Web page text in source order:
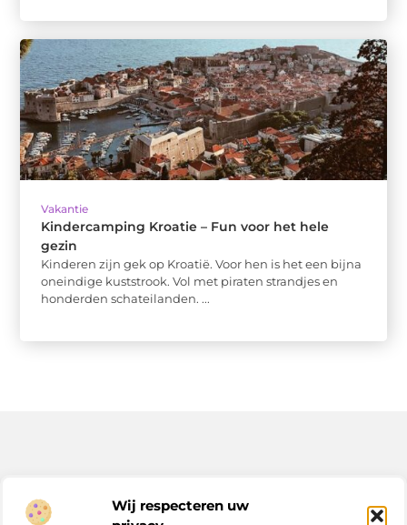
Wij respecteren uw
Vakantie
Kindercamping Kroatie – Fun voor het hele
gezin
Kinderen zijn gek op Kroatië. Voor hen is het een bijna
oneindige kuststrook. Vol met piraten strandjes en
honderden schateilanden. ...